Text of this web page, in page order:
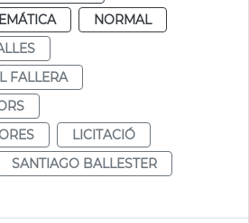
NORMAL
FALLERA
LICITACIÓ
SANTIAGO BALLESTER